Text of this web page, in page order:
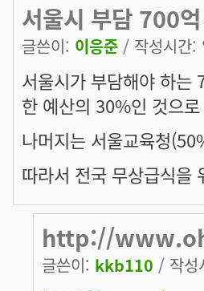
서울시 부담 700억
글쓴이: 이응준 / 작성시간
서울시가 부담해야 하는
한 예산의 30%인 것으
나머지는 서울교육청
따라서 전국 무상급식을
http://
글쓴이: kkb110 / 작